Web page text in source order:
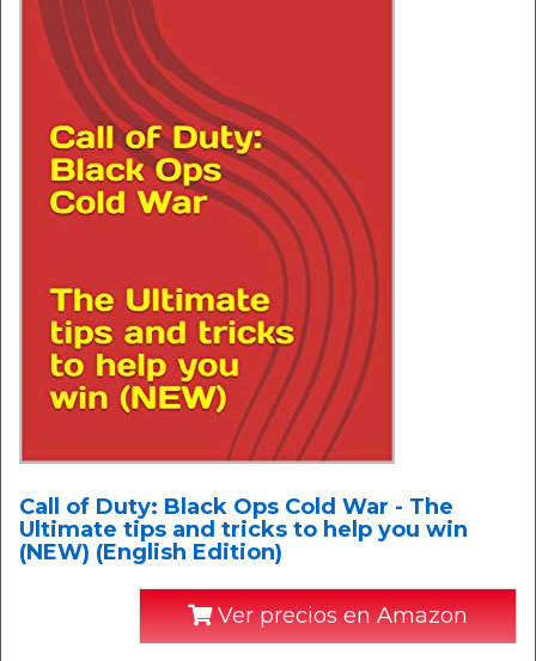
Call of Duty: Black Ops Cold War - The
Ultimate tips and tricks to help you win
(NEW) (English Edition)
Ver precios en Amazon